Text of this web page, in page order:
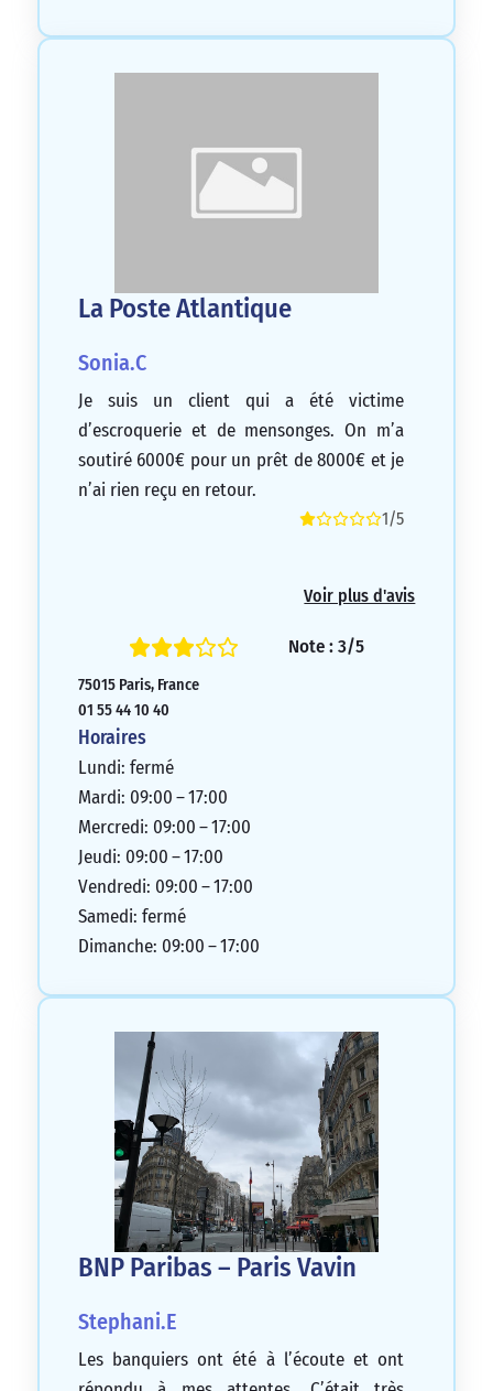
La Poste Atlantique
Sonia.C
Je suis un client qui a été victime
d’escroquerie et de mensonges. On m’a
soutiré 6000€ pour un prêt de 8000€ et je
n’ai rien reçu en retour.
1/5
Voir plus d'avis
Note : 3/5
75015 Paris, France
01 55 44 10 40
Horaires
Lundi: fermé
Mardi: 09:00 – 17:00
Mercredi: 09:00 – 17:00
Jeudi: 09:00 – 17:00
Vendredi: 09:00 – 17:00
Samedi: fermé
Dimanche: 09:00 – 17:00
BNP Paribas – Paris Vavin
Stephani.E
Les banquiers ont été à l’écoute et ont